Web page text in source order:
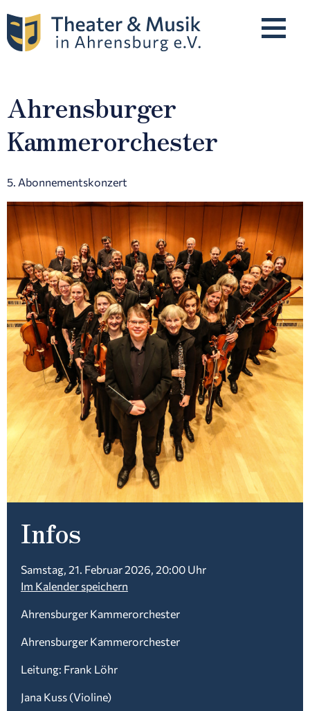
Programm
Unsere Künstler*innen
Karten & Preise
Spielstätten
Über Uns
Ahrensburger
Kammerorchester
5. Abonnementskonzert
Infos
Samstag, 21. Februar 2026, 20:00 Uhr
Im Kalender speichern
Ahrensburger Kammerorchester
Ahrensburger Kammerorchester
Leitung: Frank Löhr
Jana Kuss (Violine)